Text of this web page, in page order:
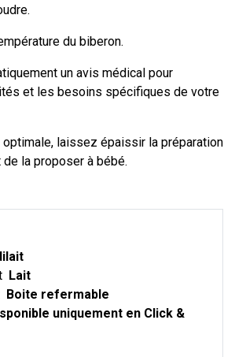
du biberon.
un avis médical pour
et les besoins spécifiques de votre
optimale, laissez épaissir la préparation
la proposer à bébé.
Lait
Boite refermable
uniquement en Click &